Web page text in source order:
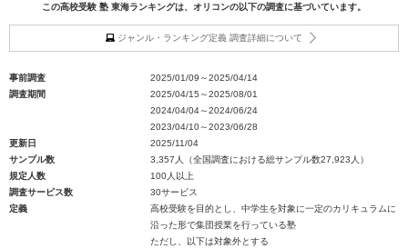
この高校受験 塾 東海ランキングは、オリコンの以下の調査に基づいています。
ジャンル・ランキング定義 調査詳細について
事前調査
2025/01/09～2025/04/14
調査期間
2025/04/15～2025/08/01
2024/04/04～2024/06/24
2023/04/10～2023/06/28
更新日
2025/11/04
サンプル数
3,357人（全国調査における総サンプル数27,923人）
規定人数
100人以上
調査サービス数
30サービス
定義
高校受験を目的とし、中学生を対象に一定のカリキュラムに
沿った形で集団授業を行っている塾
ただし、以下は対象外とする